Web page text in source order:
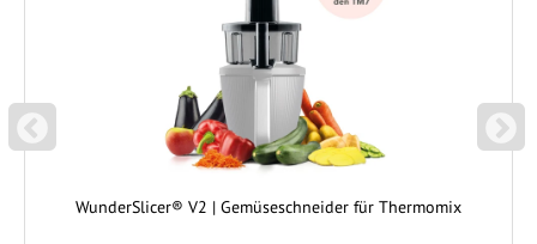
P
REVIOUS
WunderSlicer® V2 | Gemüseschneider für Thermomix
N
EXT